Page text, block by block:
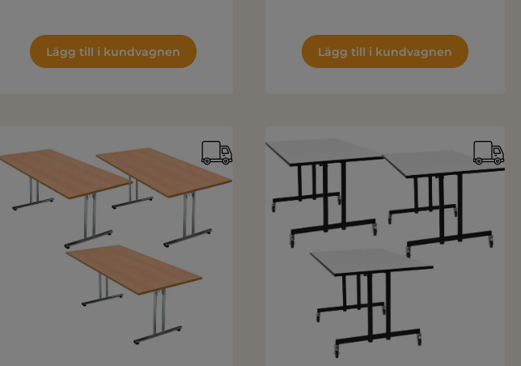
Lägg till i kundvagnen Lägg till i kundvagnen